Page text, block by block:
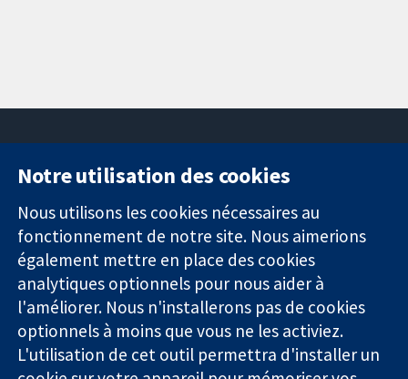
Des données
probantes.
Des décisions
éclairées.
Une meilleure
santé.
11-13 Cavendish
Square
Londres
W1G0AN
Royaume-Uni
nous
Actualités
Service de
presse
Qui sommes-
nous
Offres
d'emploi
Notre utilisation des cookies
Nous utilisons les cookies nécessaires au
fonctionnement de notre site. Nous aimerions
également mettre en place des cookies
analytiques optionnels pour nous aider à
l'améliorer. Nous n'installerons pas de cookies
optionnels à moins que vous ne les activiez.
L'utilisation de cet outil permettra d'installer un